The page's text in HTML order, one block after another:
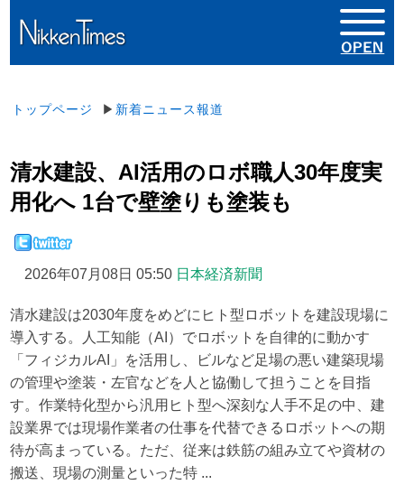
トップページ ▶ 新着ニュース報道
清水建設、AI活用のロボ職人30年度実
用化へ 1台で壁塗りも塗装も
2026年07月08日 05:50 日本経済新聞
清水建設は2030年度をめどにヒト型ロボットを建設現場に
導入する。人工知能（AI）でロボットを自律的に動かす
「フィジカルAI」を活用し、ビルなど足場の悪い建築現場
の管理や塗装・左官などを人と協働して担うことを目指
す。作業特化型から汎用ヒト型へ深刻な人手不足の中、建
設業界では現場作業者の仕事を代替できるロボットへの期
待が高まっている。ただ、従来は鉄筋の組み立てや資材の
搬送、現場の測量といった特 ...